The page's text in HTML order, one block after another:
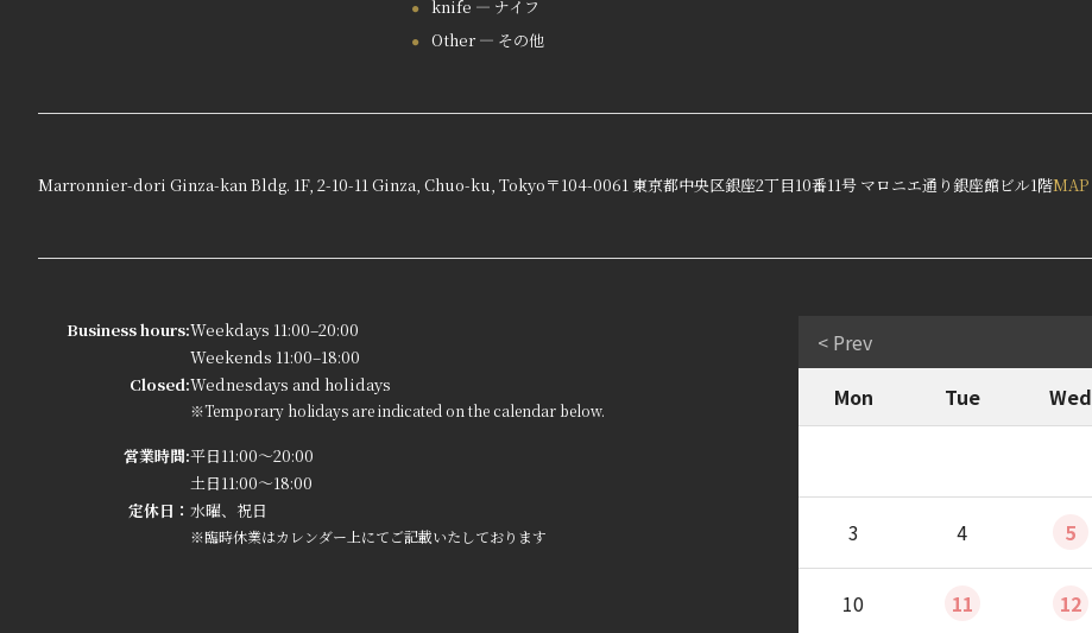
knife — ナイフ
Other — その他
Marronnier-dori Ginza-kan Bldg. 1F, 2-10-11 Ginza, Chuo-ku, Tokyo〒104-0061 東京都中央区銀座2丁目10番11号 マロニエ通り銀座館ビル1階MAP
Business hours:Weekdays 11:00–20:00
Weekends 11:00–18:00
Closed:Wednesdays and holidays
※Temporary holidays are indicated on the calendar below.
営業時間:平日11:00～20:00
土日11:00～18:00
定休日： 水曜、祝日
※臨時休業はカレンダー上にてご記載いたしております
< Prev
Mon
Tue Wed
3 4 5
10 11 12